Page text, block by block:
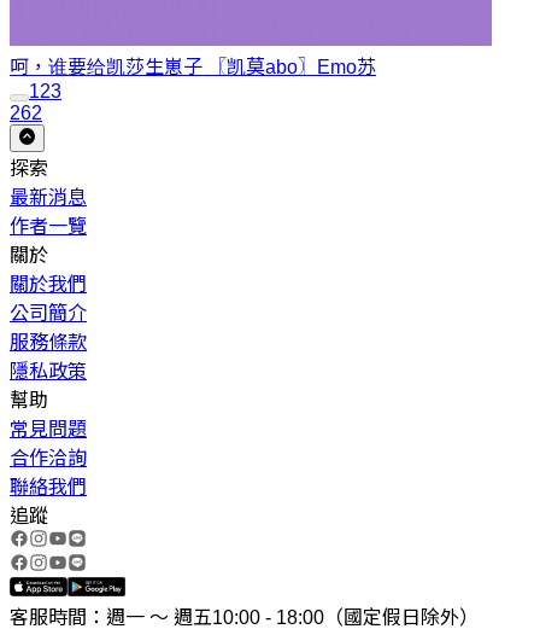
呵，谁要给凯莎生崽子 〖凯莫abo〗
Emo苏
123
262
探索
最新消息
作者一覽
關於
關於我們
公司簡介
服務條款
隱私政策
幫助
常見問題
合作洽詢
聯絡我們
追蹤
客服時間：週一 ～ 週五10:00 - 18:00（國定假日除外）